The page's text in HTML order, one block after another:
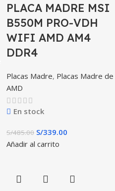
PLACA MADRE MSI
B550M PRO-VDH
WIFI AMD AM4
DDR4
Placas Madre, Placas Madre de
AMD
En stock
S/485.00 S/339.00
Añadir al carrito